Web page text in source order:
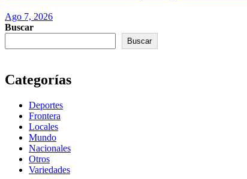
Ago 7, 2026
Buscar
Buscar
Categorías
Deportes
Frontera
Locales
Mundo
Nacionales
Otros
Variedades